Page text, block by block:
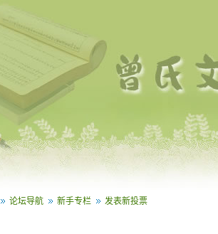
论坛导航 新手专栏 发表新投票